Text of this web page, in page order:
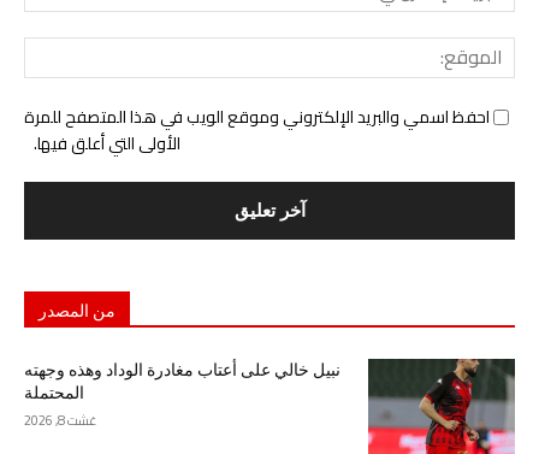
احفظ اسمي والبريد الإلكتروني وموقع الويب في هذا المتصفح للمرة
الأولى التي أعلق فيها.
من المصدر
نبيل خالي على أعتاب مغادرة الوداد وهذه وجهته
المحتملة
غشت 8, 2026